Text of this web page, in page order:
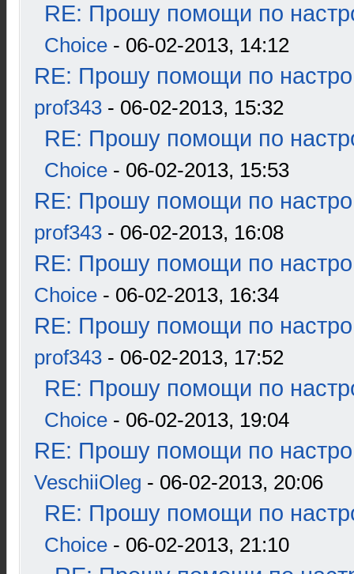
RE: Прошу помощи по
Choice - 06-02-2013, 14:12
RE: Прошу помощи по
prof343 - 06-02-2013, 15:32
RE: Прошу помощи по
Choice - 06-02-2013, 15:53
RE: Прошу помощи по
prof343 - 06-02-2013, 16:08
RE: Прошу помощи по
Choice - 06-02-2013, 16:34
RE: Прошу помощи по
prof343 - 06-02-2013, 17:52
RE: Прошу помощи по
Choice - 06-02-2013, 19:04
RE: Прошу помощи по
VeschiiOleg - 06-02-2013, 20:06
RE: Прошу помощи по
Choice - 06-02-2013, 21:10